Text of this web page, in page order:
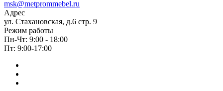
msk@metprommebel.ru
Адрес
ул. Стахановская, д.6 стр. 9
Режим работы
Пн-Чт: 9:00 - 18:00
Пт: 9:00-17:00